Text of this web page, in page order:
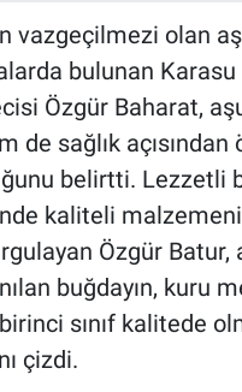
vazgeçilmezi olan
bulunan
Özgür Baharat,
de sağlık açısından
belirtti. Lezzetli
kaliteli
Özgür Batur,
buğdayın, kuru
sınıf kalitede
çizdi.